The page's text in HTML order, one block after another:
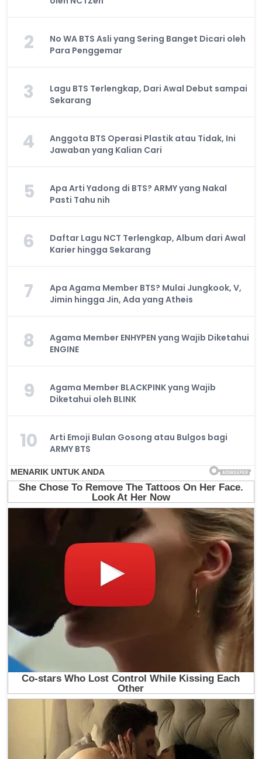
2
No WA BTS Asli yang Sering Banget Dicari oleh
Para Penggemar
3
Lagu BTS Terlengkap, Dari Awal Debut sampai
Sekarang
4
Anggota BTS Operasi Plastik atau Tidak, Ini
Jawaban yang Kalian Cari
5
Apa Arti Yadong di BTS? ARMY yang Nakal
Pasti Tahu nih
6
Daftar Lagu NCT Terlengkap, Album dari Awal
Karier hingga Sekarang
7
Apa Agama Member BTS? Mulai Jungkook, V,
Jimin hingga Jin, Ada yang Atheis
8
Agama Member ENHYPEN yang Wajib Diketahui
ENGINE
9
Agama Member BLACKPINK yang Wajib
Diketahui oleh BLINK
10
Arti Emoji Bulan Gosong atau Bulgos bagi
ARMY BTS